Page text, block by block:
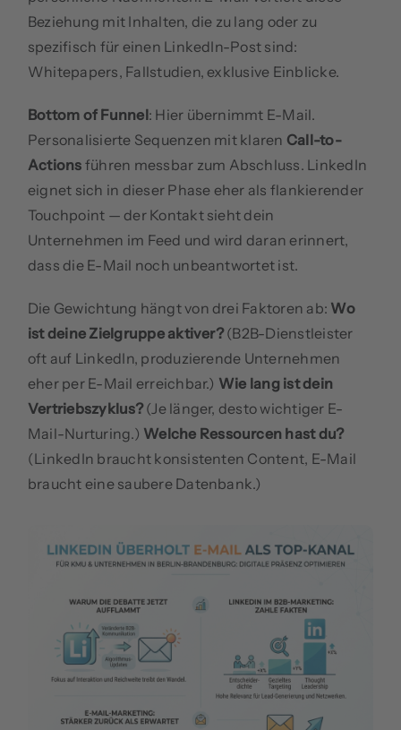
Beziehung mit Inhalten, die zu lang oder zu
spezifisch für einen LinkedIn-Post sind:
Whitepapers, Fallstudien, exklusive Einblicke.
Bottom of Funnel: Hier übernimmt E-Mail.
Personalisierte Sequenzen mit klaren Call-to-
Actions führen messbar zum Abschluss. LinkedIn
eignet sich in dieser Phase eher als flankierender
Touchpoint — der Kontakt sieht dein
Unternehmen im Feed und wird daran erinnert,
dass die E-Mail noch unbeantwortet ist.
Die Gewichtung hängt von drei Faktoren ab: Wo
ist deine Zielgruppe aktiver?(B2B-Dienstleister
oft auf LinkedIn, produzierende Unternehmen
eher per E-Mail erreichbar.) Wie lang ist dein
Vertriebszyklus?(Je länger, desto wichtiger E-
Mail-Nurturing.) Welche Ressourcen hast du?
(LinkedIn braucht konsistenten Content, E-Mail
braucht eine saubere Datenbank.)